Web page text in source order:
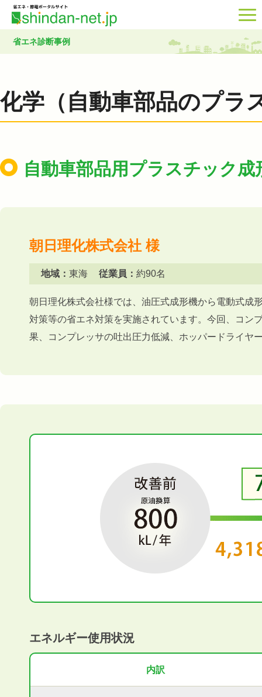
省エネ診断事例
化学（自動車部品のプラ
自動車部品用プラスチック
朝日理化株式会社 様
地域： 東海 従業員： 約90名
朝日理化株式会社様では、油圧式成形機から電動式成
対策等の省エネ対策を実施されています。今回、コン
果、コンプレッサの吐出圧力低減、ホッパードライヤ
エネルギー使用状況
内訳